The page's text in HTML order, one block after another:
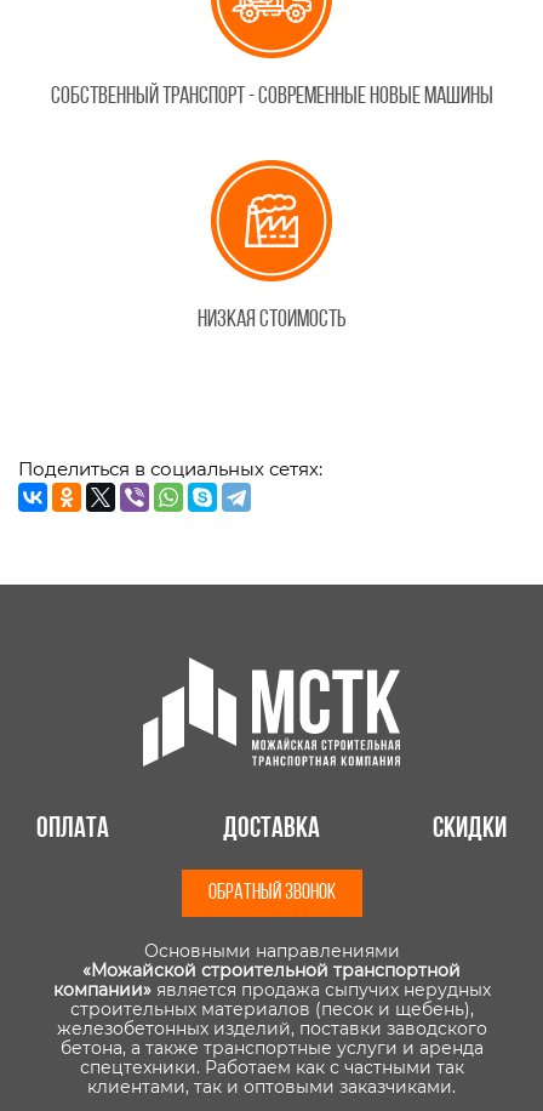
Собственный транспорт - современные новые машины
Низкая стоимость
Поделиться в социальных сетях:
Оплата Доставка Скидки
ОБРАТНЫЙ ЗВОНОК
Основными направлениями
«Можайской строительной транспортной
компании»является продажа сыпучих нерудных
строительных материалов (песок и щебень),
железобетонных изделий, поставки заводского
бетона, а также транспортные услуги и аренда
спецтехники. Работаем как с частными так
клиентами, так и оптовыми заказчиками.